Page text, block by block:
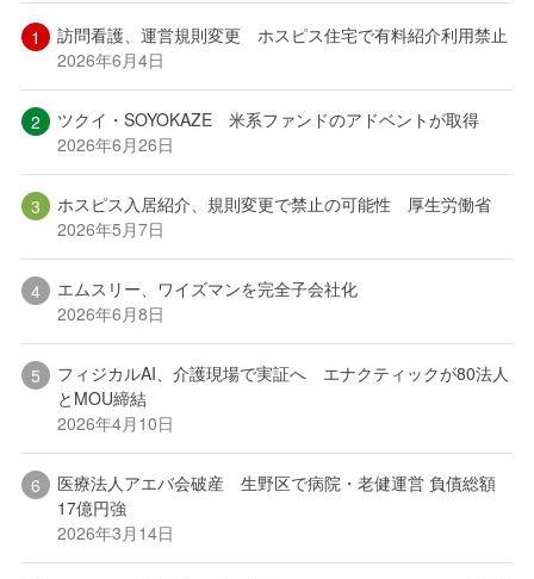
訪問看護、運営規則変更 ホスピス住宅で有料紹介利用禁止
2026年6月4日
ツクイ・SOYOKAZE 米系ファンドのアドベントが取得
2026年6月26日
ホスピス入居紹介、規則変更で禁止の可能性 厚生労働省
2026年5月7日
エムスリー、ワイズマンを完全子会社化
2026年6月8日
フィジカルAI、介護現場で実証へ エナクティックが80法人
とMOU締結
2026年4月10日
医療法人アエバ会破産 生野区で病院・老健運営 負債総額
17億円強
2026年3月14日